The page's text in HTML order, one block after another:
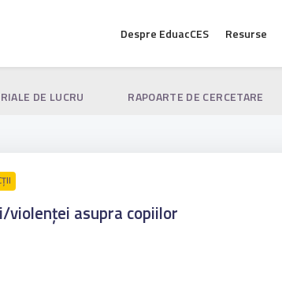
Despre EduacCES Resurse
DE LUCRU RAPOARTE DE CERCETARE
violenței asupra copiilor